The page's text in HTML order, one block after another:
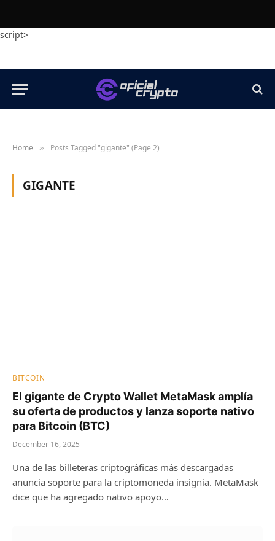
script>
Home » Posts Tagged "gigante" (Page 2)
GIGANTE
BITCOIN
El gigante de Crypto Wallet MetaMask amplía
su oferta de productos y lanza soporte nativo
para Bitcoin (BTC)
December 16, 2025
Una de las billeteras criptográficas más descargadas
anuncia soporte para la criptomoneda insignia. MetaMask
dice que ha agregado nativo apoyo…